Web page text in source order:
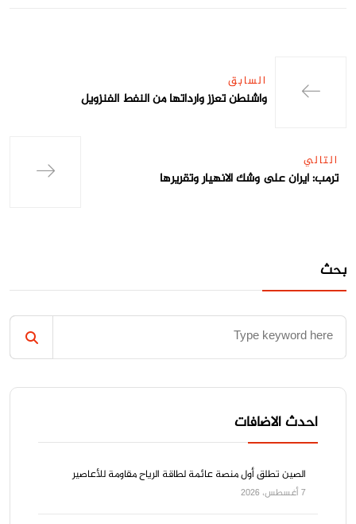
السابق
واشنطن تعزز وارداتها من النفط الفنزويل
التالي
ترمب: ايران على وشك الانهيار وتقريرها
بحث
احدث الاضافات
الصين تطلق أول منصة عائمة لطاقة الرياح مقاومة للأعاصير
7 أغسطس، 2026